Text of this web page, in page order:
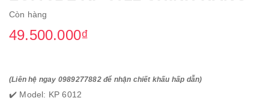
Còn hàng
49.500.000₫
(Liên hệ ngay 0989277882 để nhận chiết khấu hấp dẫn)
✔️ Model: KP 6012